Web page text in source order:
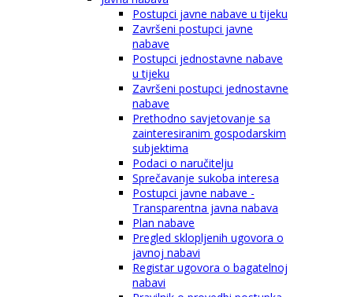
Postupci javne nabave u tijeku
Završeni postupci javne
nabave
Postupci jednostavne nabave
u tijeku
Završeni postupci jednostavne
nabave
Prethodno savjetovanje sa
zainteresiranim gospodarskim
subjektima
Podaci o naručitelju
Sprečavanje sukoba interesa
Postupci javne nabave -
Transparentna javna nabava
Plan nabave
Pregled sklopljenih ugovora o
javnoj nabavi
Registar ugovora o bagatelnoj
nabavi